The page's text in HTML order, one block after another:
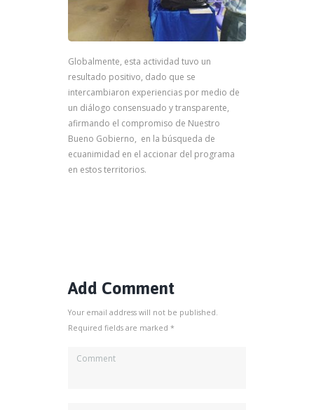
Globalmente, esta actividad tuvo un
resultado positivo, dado que se
intercambiaron experiencias por medio de
un diálogo consensuado y transparente,
afirmando el compromiso de Nuestro
Bueno Gobierno, en la búsqueda de
ecuanimidad en el accionar del programa
en estos territorios.
Add Comment
Your email address will not be published.
Required fields are marked *